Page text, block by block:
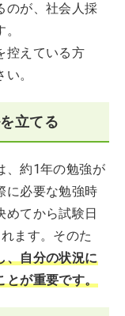
のが、社会人採
控えている方
。
立てる
、約1年の勉強が
に必要な勉強時
めてから試験日
ます。そのた
、自分の状況に
とが重要です。